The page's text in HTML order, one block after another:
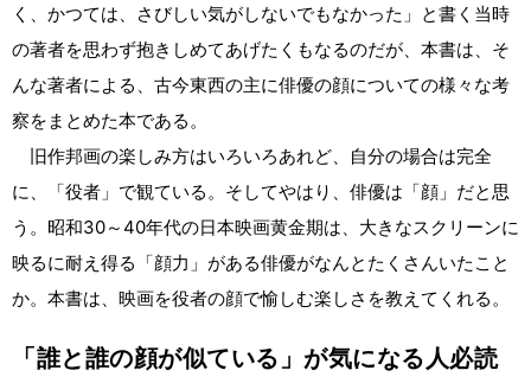
く、かつては、さびしい気がしないでもなかった」と書く当時
の著者を思わず抱きしめてあげたくもなるのだが、本書は、そ
んな著者による、古今東西の主に俳優の顔についての様々な考
察をまとめた本である。
旧作邦画の楽しみ方はいろいろあれど、自分の場合は完全
に、「役者」で観ている。そしてやはり、俳優は「顔」だと思
う。昭和30～40年代の日本映画黄金期は、大きなスクリーンに
映るに耐え得る「顔力」がある俳優がなんとたくさんいたこと
か。本書は、映画を役者の顔で愉しむ楽しさを教えてくれる。
「誰と誰の顔が似ている」が気になる人必読